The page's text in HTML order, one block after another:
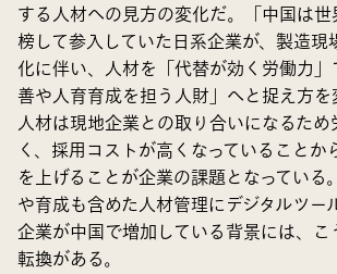
する人材への見方の変化だ。「中国は
榜して参入していた日系企業が、製造現
化に伴い、人材を「代替が効く労働力
善や人育育成を担う人財」へと捉え方
人材は現地企業との取り合いになるた
く、採用コストが高くなっていることか
を上げることが企業の課題となっている
や育成も含めた人材管理にデジタルツー
企業が中国で増加している背景には、こ
転換がある。